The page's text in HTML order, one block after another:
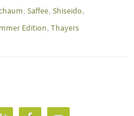
, Saffee, Shiseido,
Edition, Thayers